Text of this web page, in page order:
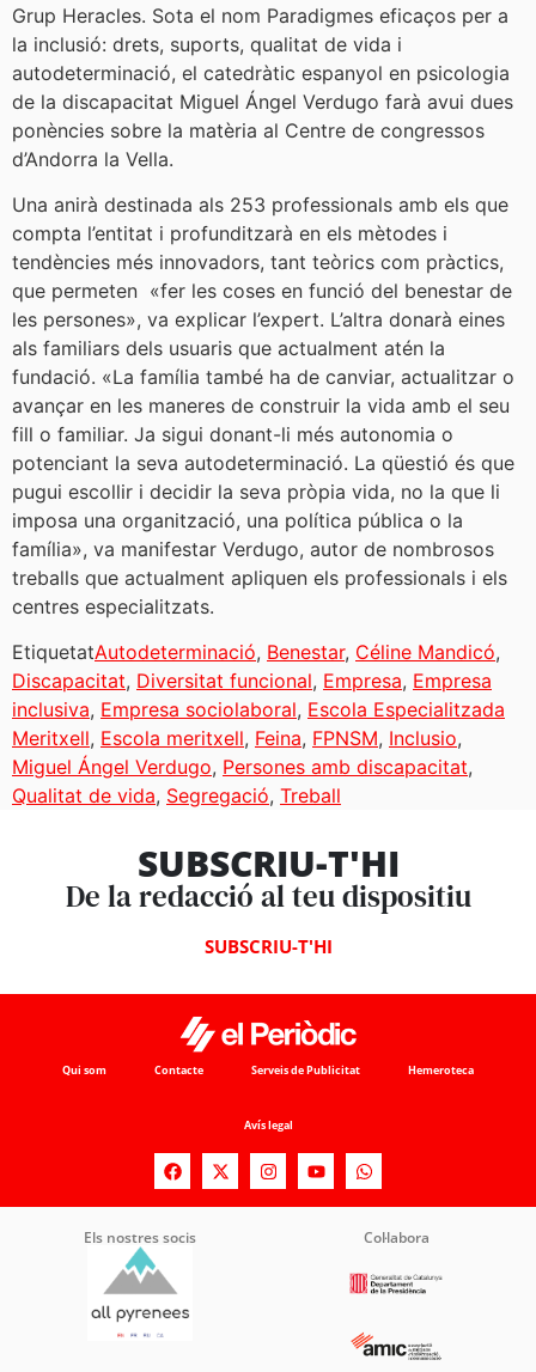
Grup Heracles. Sota el nom Paradigmes eficaços per a
la inclusió: drets, suports, qualitat de vida i
autodeterminació, el catedràtic espanyol en psicologia
de la discapacitat Miguel Ángel Verdugo farà avui dues
ponències sobre la matèria al Centre de congressos
d’Andorra la Vella.
Una anirà destinada als 253 professionals amb els que
compta l’entitat i profunditzarà en els mètodes i
tendències més innovadors, tant teòrics com pràctics,
que permeten «fer les coses en funció del benestar de
les persones», va explicar l’expert. L’altra donarà eines
als familiars dels usuaris que actualment atén la
fundació. «La família també ha de canviar, actualitzar o
avançar en les maneres de construir la vida amb el seu
fill o familiar. Ja sigui donant-li més autonomia o
potenciant la seva autodeterminació. La qüestió és que
pugui escollir i decidir la seva pròpia vida, no la que li
imposa una organització, una política pública o la
família», va manifestar Verdugo, autor de nombrosos
treballs que actualment apliquen els professionals i els
centres especialitzats.
EtiquetatAutodeterminació, Benestar, Céline Mandicó,
Discapacitat, Diversitat funcional, Empresa, Empresa
inclusiva, Empresa sociolaboral, Escola Especialitzada
Meritxell, Escola meritxell, Feina, FPNSM, Inclusio,
Miguel Ángel Verdugo, Persones amb discapacitat,
Qualitat de vida, Segregació, Treball
SUBSCRIU-T'HI
De la redacció al teu dispositiu
SUBSCRIU-T'HI
Qui som Contacte Serveis de Publicitat Hemeroteca
Avís legal
Els nostres socis Col·labora